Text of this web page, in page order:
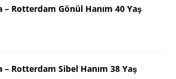
– Rotterdam Gönül Hanım 40 Yaş
– Rotterdam Sibel Hanım 38 Yaş